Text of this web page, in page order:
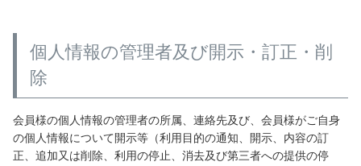
個人情報の管理者及び開示・訂正・削
除
会員様の個人情報の管理者の所属、連絡先及び、会員様がご自身
の個人情報について開示等（利用目的の通知、開示、内容の訂
正、追加又は削除、利用の停止、消去及び第三者への提供の停